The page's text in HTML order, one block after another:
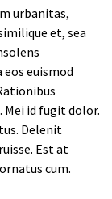
urbanitas,
et, sea
euismod
Mei id fugit dolor.
Delenit
Est at
cum.